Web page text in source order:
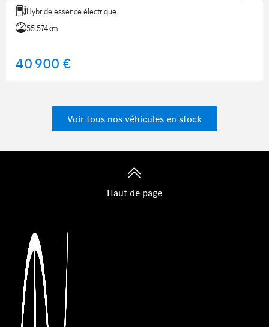
Hybride essence électrique
55 574km
40 900 €
Voir tous nos véhicules en stock
Haut de page